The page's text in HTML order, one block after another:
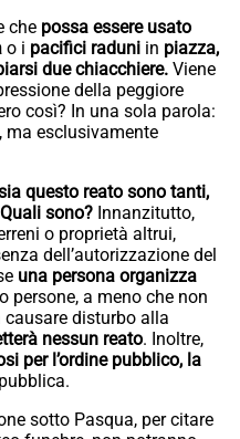
che possa essere usato
o i pacifici raduni in piazza,
due chiacchiere. Viene
della peggiore
così? In una sola parola:
ma esclusivamente
questo reato sono tanti,
Quali sono? Innanzitutto,
o proprietà altrui,
dell’autorizzazione del
una persona organizza
persone, a meno che non
disturbo alla
nessun reato. Inoltre,
per l’ordine pubblico, la
sotto Pasqua, per citare